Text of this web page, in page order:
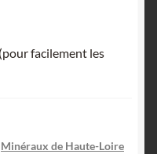
facilement les
Minéraux de Haute-Loire